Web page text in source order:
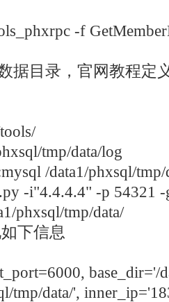
-f
目录，官网教程定义
tmp/data/log
/data1/phxsql/tmp/
-i"4.4.4.4" -p 54321 -
phxsql/tmp/data/
下信息
base_dir='/
tmp/data/',